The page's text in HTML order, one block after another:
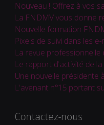
Nouveau ! Offrez à vos
La FNDMV vous donne
Nouvelle formation
Pixels de suivi dans les e-
La revue professionnelle
Le rapport d'activité de la
Une nouvelle présidente
L'avenant n°15 portant
Contactez-nous